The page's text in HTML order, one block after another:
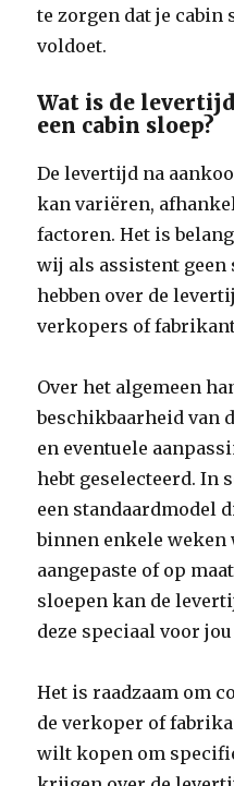
te zorgen dat je cabin
voldoet.
Wat is de
een cabin sloep?
De levertijd na
kan variëren,
factoren. Het is
wij als assistent
hebben over de
verkopers of
Over het algemeen
beschikbaarheid van
en eventuele
hebt geselecteerd. In
een standaardmodel
binnen enkele weken
aangepaste of op
sloepen kan de
deze speciaal voor
Het is raadzaam om
de verkoper of
wilt kopen om